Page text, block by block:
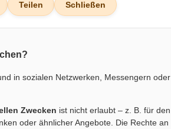
Teilen Schließen
in sozialen Netzwerken, Messengern oder
Zwecken ist nicht erlaubt – z. B. für den
oder ähnlicher Angebote. Die Rechte an